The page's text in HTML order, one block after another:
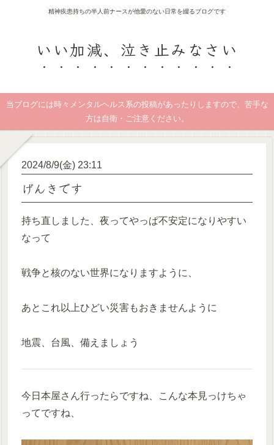
精神疾患持ちの半人前ナースが他愛のない日常を綴るブログです
いい加減、泣き止みなさい
当ブログには時々メンタルヘルス系の投稿があったりしますので、苦手な
方は自衛・ご注意ください。
2024/8/9(金) 23:11
げんきです
持ち直しました、夜ってやっぱ不安定になりやすい
なって
戦争と核のない世界になりますように、
あとこれ以上ひどい災害もおきませんように
地震、台風、備えましょう
今日本屋さん行ったらですね、こんな本見っけちゃ
ってですね、